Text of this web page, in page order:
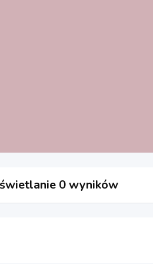
0 wyników